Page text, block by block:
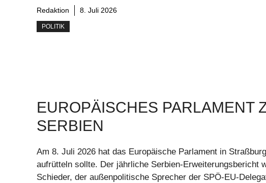
Redaktion 8. Juli 2026
POLITIK
EUROPÄISCHES PARLAMENT
SERBIEN
Am 8. Juli 2026 hat das Europäische Parlament in
aufrütteln sollte. Der jährliche Serbien-Erweiterungsbericht
Schieder, der außenpolitische Sprecher der SPÖ-EU-